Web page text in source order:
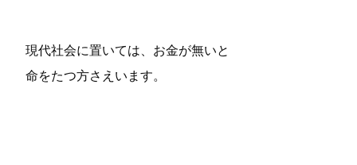
現代社会に置いては、お金が無いと
命をたつ方さえいます。